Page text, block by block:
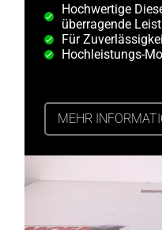
Hochwertige
überragende
Für
Hochleistungs-
MEHR